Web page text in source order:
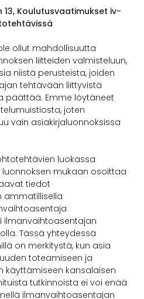
Koulutusvaatimukset iv-
ollut mahdollisuutta
liitteiden valmisteluun,
niistä perusteista, joiden
tehtävään liittyvistä
päättää. Emme löytäneet
joten
vain asiakirjaluonnoksissa
luokassa
luonnoksen mukaan osoittaa
tiedot
ammatillisella
ilmanvaihtoasentajan
Tässä yhteydessä
on merkitystä, kun asia
toteamiseen ja
käyttämiseen kansalaisen
tutkinnoista ei voi enää
ilmanvaihtoasentajan